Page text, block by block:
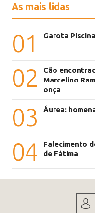
As mais lidas
01 Garota
02
Cão
Marcelino
onça
03 Áurea:
04
Falecimento
de Fátima